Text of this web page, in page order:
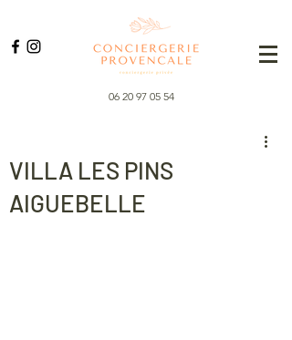
06 20 97 05 54
VILLA LES PINS
AIGUEBELLE